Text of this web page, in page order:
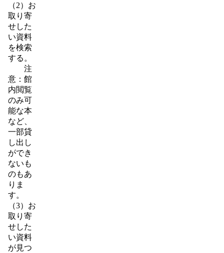
（2）お
取り寄
せした
い資料
を検索
する。
注
意：館
内閲覧
のみ可
能な本
など、
一部貸
し出し
ができ
ないも
のもあ
りま
す。
（3）お
取り寄
せした
い資料
が見つ